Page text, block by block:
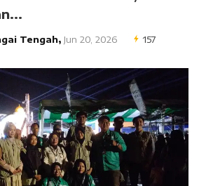
Tengah, Jun 20, 2026 157